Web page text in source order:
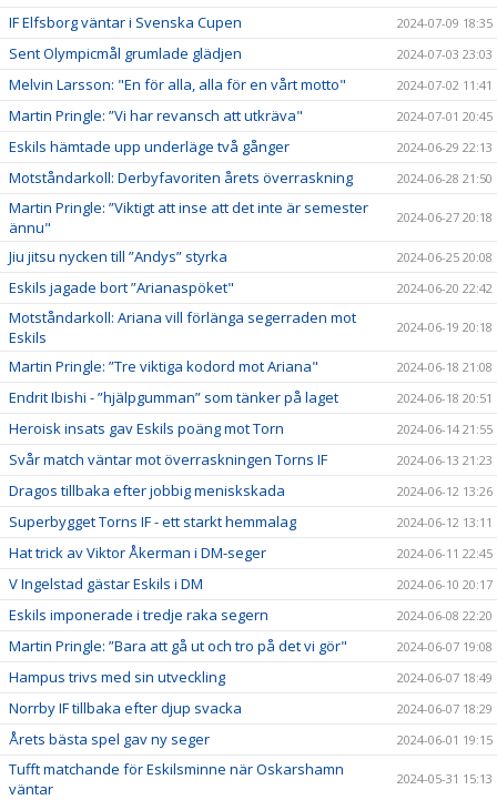
IF Elfsborg väntar i Svenska Cupen
2024-07-09 18:35
Sent Olympicmål grumlade glädjen 2024-07-03 23:03
Melvin Larsson: "En för alla, alla för en vårt motto" 2024-07-02 11:41
Martin Pringle: ”Vi har revansch att utkräva" 2024-07-01 20:45
Eskils hämtade upp underläge två gånger 2024-06-29 22:13
Motståndarkoll: Derbyfavoriten årets överraskning 2024-06-28 21:50
Martin Pringle: ”Viktigt att inse att det inte är semester
ännu"
2024-06-27 20:18
Jiu jitsu nycken till ”Andys” styrka 2024-06-25 20:08
Eskils jagade bort ”Arianaspöket" 2024-06-20 22:42
Motståndarkoll: Ariana vill förlänga segerraden mot
Eskils
2024-06-19 20:18
Martin Pringle: ”Tre viktiga kodord mot Ariana" 2024-06-18 21:08
Endrit Ibishi - ”hjälpgumman” som tänker på laget 2024-06-18 20:51
Heroisk insats gav Eskils poäng mot Torn 2024-06-14 21:55
Svår match väntar mot överraskningen Torns IF 2024-06-13 21:23
Dragos tillbaka efter jobbig meniskskada 2024-06-12 13:26
Superbygget Torns IF - ett starkt hemmalag 2024-06-12 13:11
Hat trick av Viktor Åkerman i DM-seger 2024-06-11 22:45
V Ingelstad gästar Eskils i DM 2024-06-10 20:17
Eskils imponerade i tredje raka segern 2024-06-08 22:20
Martin Pringle: ”Bara att gå ut och tro på det vi gör" 2024-06-07 19:08
Hampus trivs med sin utveckling 2024-06-07 18:49
Norrby IF tillbaka efter djup svacka 2024-06-07 18:29
Årets bästa spel gav ny seger 2024-06-01 19:15
Tufft matchande för Eskilsminne när Oskarshamn
väntar
2024-05-31 15:13